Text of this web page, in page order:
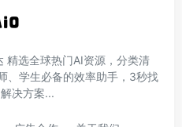
精选全球热门AI资源，分类清
、学生必备的效率助手，3秒找
决方案...